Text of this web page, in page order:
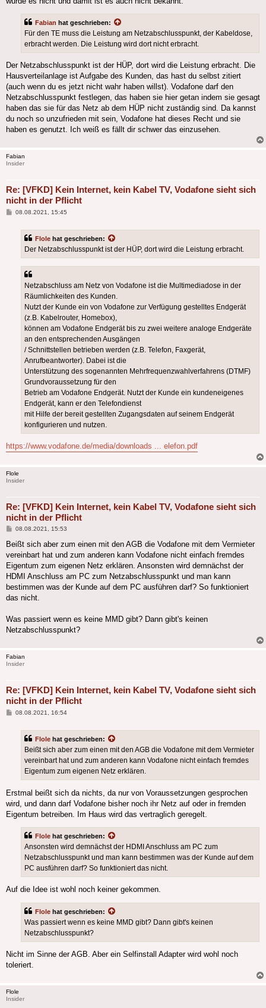
Fabian hat geschrieben:
Für den TE muss die Leistung am Netzabschlusspunkt, der Kabeldose,
erbracht werden. Die Leistung wird dort nicht erbracht.
Der Netzabschlusspunkt ist der HÜP, dort wird die Leistung erbracht. Die
Hausverteilanlage ist Aufgabe des Kunden, das hast du selbst zitiert
(auch wenn du es jetzt nicht wahr haben willst). Vodafone darf den
Netzabschlusspunkt festlegen, das haben sie hier getan indem sie gesagt
haben das sie für das Netz ab dem HÜP nicht zuständig sind. Da kannst
du noch so unzufrieden mit sein, Vodafone hat dieses Recht und sie
haben es genutzt. Ich weiß es fällt dir schwer das einzusehen.
Fabian
Insider
Re: [VFKD] Kein Internet, kein Kabel TV, Vodafone sieht sich
nicht in der Pflicht
Beitrag
08.08.2021, 15:45
Flole hat geschrieben:
Der Netzabschlusspunkt ist der HÜP, dort wird die Leistung erbracht.
Netzabschluss am Netz von Vodafone ist die Multimediadose in der
Räumlichkeiten des Kunden.
Nutzt der Kunde ein von Vodafone zur Verfügung gestelltes Endgerät
(z.B. Kabelrouter, Homebox),
können am Vodafone Endgerät bis zu zwei weitere analoge Endgeräte
an den entsprechenden Ausgängen
/ Schnittstellen betrieben werden (z.B. Telefon, Faxgerät,
Anrufbeantworter). Dabei ist die
Unterstützung des sogenannten Mehrfrequenzwahlverfahrens (DTMF)
Grundvoraussetzung für den
Betrieb am Vodafone Endgerät. Nutzt der Kunde ein kundeneigenes
Endgerät, kann er den Telefondienst
mit Hilfe der bereit gestellten Zugangsdaten auf seinem Endgerät
konfigurieren und nutzen.
https://www.vodafone.de/media/downloads ... elefon.pdf
Flole
Insider
Re: [VFKD] Kein Internet, kein Kabel TV, Vodafone sieht sich
nicht in der Pflicht
Beitrag
08.08.2021, 15:53
Beißt sich aber zum einen mit den AGB die Vodafone mit dem Vermieter
vereinbart hat und zum anderen kann Vodafone nicht einfach fremdes
Eigentum zum eigenen Netz erklären. Ansonsten wird demnächst der
HDMI Anschluss am PC zum Netzabschlusspunkt und man kann
bestimmen was der Kunde auf dem PC ausführen darf? So funktioniert
das nicht.
Was passiert wenn es keine MMD gibt? Dann gibt's keinen
Netzabschlusspunkt?
Fabian
Insider
Re: [VFKD] Kein Internet, kein Kabel TV, Vodafone sieht sich
nicht in der Pflicht
Beitrag
08.08.2021, 16:54
Flole hat geschrieben:
Beißt sich aber zum einen mit den AGB die Vodafone mit dem Vermieter
vereinbart hat und zum anderen kann Vodafone nicht einfach fremdes
Eigentum zum eigenen Netz erklären.
Erstmal beißt sich da nichts, da nur von Voraussetzungen gesprochen
wird, und dann darf Vodafone bisher noch ihr Netz auf oder in fremden
Eigentum betreiben. Im Haus wird das vertraglich geregelt.
Flole hat geschrieben:
Ansonsten wird demnächst der HDMI Anschluss am PC zum
Netzabschlusspunkt und man kann bestimmen was der Kunde auf dem
PC ausführen darf? So funktioniert das nicht.
Auf die Idee ist wohl noch keiner gekommen.
Flole hat geschrieben:
Was passiert wenn es keine MMD gibt? Dann gibt's keinen
Netzabschlusspunkt?
Nicht im Sinne der AGB. Aber ein Selfinstall Adapter wird wohl noch
toleriert.
Flole
Insider